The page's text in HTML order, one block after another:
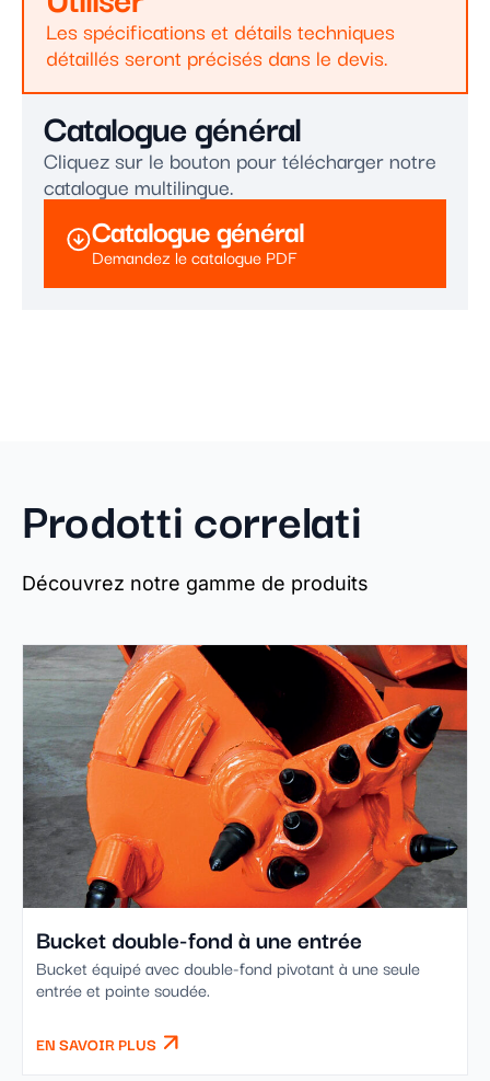
Les spécifications et détails techniques
détaillés seront précisés dans le devis.
Catalogue général
Cliquez sur le bouton pour télécharger notre
catalogue multilingue.
Catalogue général
Demandez le catalogue PDF
Prodotti correlati
Découvrez notre gamme de produits
Bucket double-fond à une entrée
Bucket équipé avec double-fond pivotant à une seule
entrée et pointe soudée.
EN SAVOIR PLUS